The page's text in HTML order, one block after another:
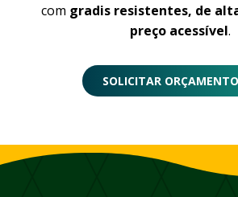
com gradis resistentes, de
preço acessível.
SOLICITAR ORÇAMENTO